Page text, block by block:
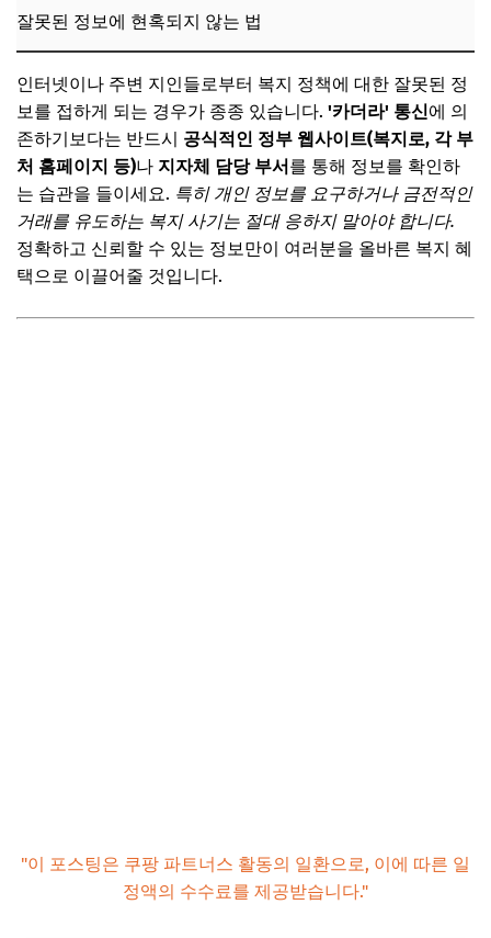
잘못된 정보에 현혹되지 않는 법
인터넷이나 주변 지인들로부터 복지 정책에 대한 잘못된 정
보를 접하게 되는 경우가 종종 있습니다. '카더라' 통신에 의
존하기보다는 반드시 공식적인 정부 웹사이트(복지로, 각 부
처 홈페이지 등)나 지자체 담당 부서 를 통해 정보를 확인하
는 습관을 들이세요. 특히 개인 정보를 요구하거나 금전적인
거래를 유도하는 복지 사기는 절대 응하지 말아야 합니다.
정확하고 신뢰할 수 있는 정보만이 여러분을 올바른 복지 혜
택으로 이끌어줄 것입니다.
"이 포스팅은 쿠팡 파트너스 활동의 일환으로, 이에 따른 일
정액의 수수료를 제공받습니다."